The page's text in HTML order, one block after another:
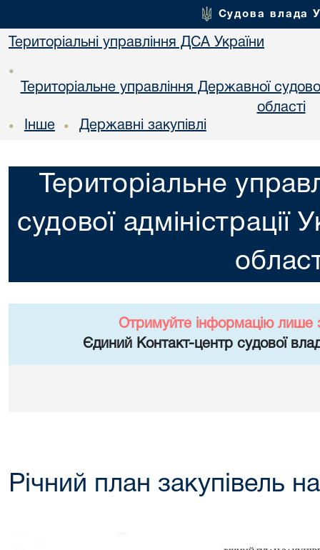
Судова влада
Територіальні управління ДСА України
•
Територіальне управління Державної
областi
• Інше • Державні закупівлі
Територіальне
судової адміністрації
Отримуйте інформацію лише
Єдиний Контакт-центр судової
Річний план закупівель